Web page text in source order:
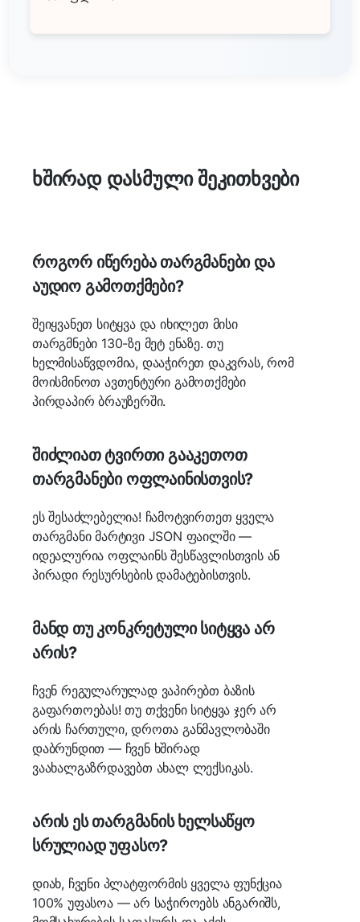
ხშირად დასმული შეკითხვები
როგორ იწერება თარგმანები და
აუდიო გამოთქმები?
შეიყვანეთ სიტყვა და იხილეთ მისი
თარგმნები 130-ზე მეტ ენაზე. თუ
ხელმისაწვდომია, დააჭირეთ დაკვრას, რომ
მოისმინოთ ავთენტური გამოთქმები
პირდაპირ ბრაუზერში.
შიძლიათ ტვირთი გააკეთოთ
თარგმანები ოფლაინისთვის?
ეს შესაძლებელია! ჩამოტვირთეთ ყველა
თარგმანი მარტივი JSON ფაილში —
იდეალურია ოფლაინს შესწავლისთვის ან
პირადი რესურსების დამატებისთვის.
მანდ თუ კონკრეტული სიტყვა არ
არის?
ჩვენ რეგულარულად ვაპირებთ ბაზის
გაფართოებას! თუ თქვენი სიტყვა ჯერ არ
არის ჩართული, დროთა განმავლობაში
დაბრუნდით — ჩვენ ხშირად
ვაახალგაზრდავებთ ახალ ლექსიკას.
არის ეს თარგმანის ხელსაწყო
სრულიად უფასო?
დიახ, ჩვენი პლატფორმის ყველა ფუნქცია
100% უფასოა — არ საჭიროებს ანგარიშს,